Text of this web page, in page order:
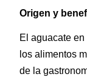
Origen y
El aguacate
los alimentos
de la